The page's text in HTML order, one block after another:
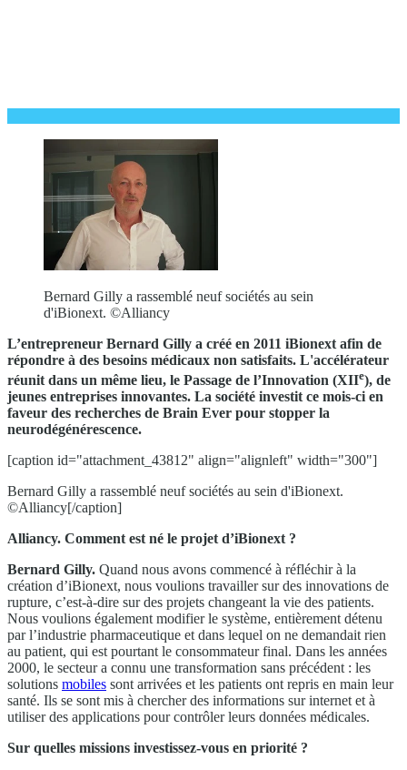
Bernard Gilly a rassemblé neuf sociétés au sein
d'iBionext. ©Alliancy
L’entrepreneur Bernard Gilly a créé en 2011 iBionext afin de
répondre à des besoins médicaux non satisfaits. L'accélérateur
réunit dans un même lieu, le Passage de l’Innovation (XIIe), de
jeunes entreprises innovantes. La société investit ce mois-ci en
faveur des recherches de Brain Ever pour stopper la
neurodégénérescence.
[caption id="attachment_43812" align="alignleft" width="300"]
Bernard Gilly a rassemblé neuf sociétés au sein d'iBionext.
©Alliancy[/caption]
Alliancy. Comment est né le projet d’iBionext ?
Bernard Gilly. Quand nous avons commencé à réfléchir à la
création d’iBionext, nous voulions travailler sur des innovations de
rupture, c’est-à-dire sur des projets changeant la vie des patients.
Nous voulions également modifier le système, entièrement détenu
par l’industrie pharmaceutique et dans lequel on ne demandait rien
au patient, qui est pourtant le consommateur final. Dans les années
2000, le secteur a connu une transformation sans précédent : les
solutions mobiles sont arrivées et les patients ont repris en main leur
santé. Ils se sont mis à chercher des informations sur internet et à
utiliser des applications pour contrôler leurs données médicales.
Sur quelles missions investissez-vous en priorité ?